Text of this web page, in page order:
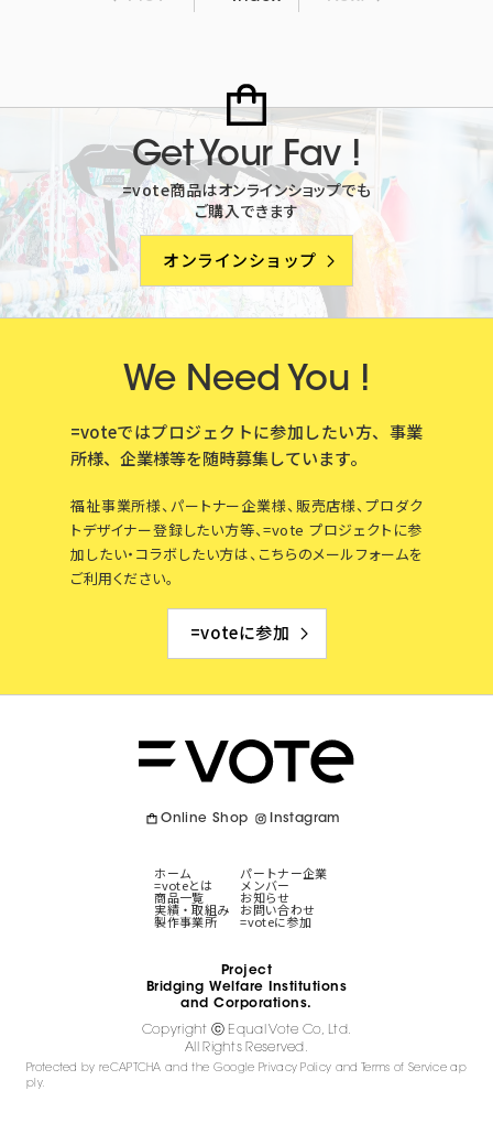
Get Your Fav !
=vote商品はオンラインショップでも
ご購入できます
オンラインショップ
We Need You !
=voteではプロジェクトに参加したい方、事業
所様、企業様等を随時募集しています。
福祉事業所様、パートナー企業様、販売店様、プロダク
トデザイナー登録したい方等、=vote プロジェクトに参
加したい・コラボしたい方は、こちらのメールフォームを
ご利用ください。
=voteに参加
Online Shop Instagram
ホーム
=voteとは
商品一覧
実績・取組み
製作事業所
パートナー企業
メンバー
お知らせ
お問い合わせ
=voteに参加
Project
Bridging Welfare Institutions
and Corporations.
Copyright ⓒ Equal Vote Co, Ltd.
All Rights Reserved.
Protected by reCAPTCHA and the Google Privacy Policy and Terms of Service ap
ply.